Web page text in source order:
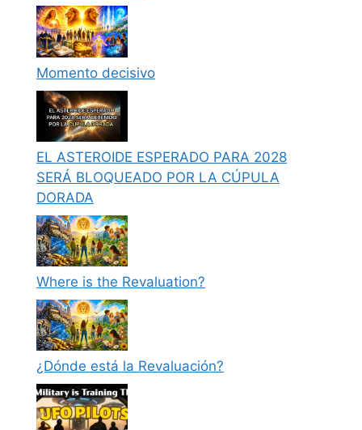
Momento decisivo
EL ASTEROIDE ESPERADO PARA 2028
SERÁ BLOQUEADO POR LA CÚPULA
DORADA
Where is the Revaluation?
¿Dónde está la Revaluación?